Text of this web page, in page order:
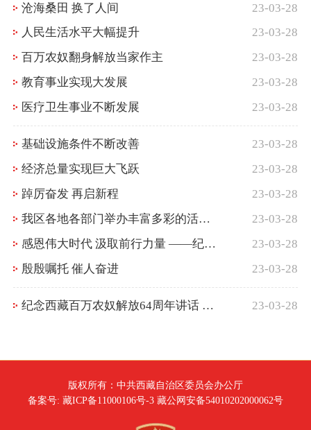
沧海桑田 换了人间
23-03-28
人民生活水平大幅提升
23-03-28
百万农奴翻身解放当家作主
23-03-28
教育事业实现大发展
23-03-28
医疗卫生事业不断发展
23-03-28
基础设施条件不断改善
23-03-28
经济总量实现巨大飞跃
23-03-28
踔厉奋发 再启新程
23-03-28
我区各地各部门举办丰富多彩的活动纪念西藏百万农奴解放64周年
23-03-28
感恩伟大时代 汲取前行力量 ——纪念西藏百万农奴解放64周年
23-03-28
殷殷嘱托 催人奋进
23-03-28
纪念西藏百万农奴解放64周年讲话 （2023年3月28日） 23-03-28
版权所有：中共西藏自治区委员会办公厅
备案号: 藏ICP备11000106号-3 藏公网安备54010202000062号